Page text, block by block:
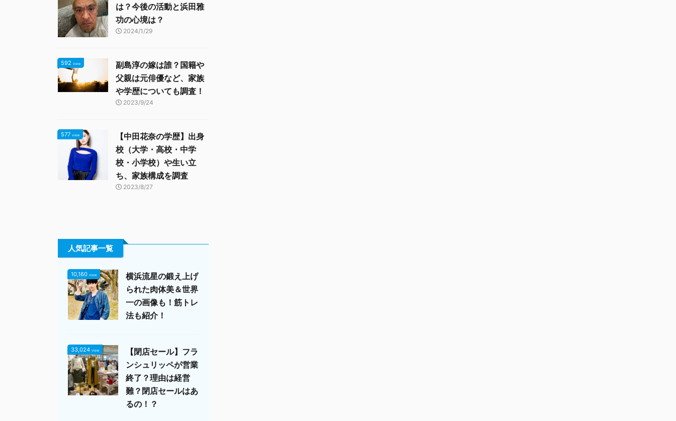
は？今後の活動と浜田雅
功の心境は？
2024/1/29
592 view
副島淳の嫁は誰？国籍や
父親は元俳優など、家族
や学歴についても調査！
2023/9/24
577 view
【中田花奈の学歴】出身
校（大学・高校・中学
校・小学校）や生い立
ち、家族構成を調査
2023/8/27
人気記事一覧
10,160 view
横浜流星の鍛え上げ
られた肉体美＆世界
一の画像も！筋トレ
法も紹介！
33,024 view
【閉店セール】フラ
ンシュリッペが営業
終了？理由は経営
難？閉店セールはあ
るの！？